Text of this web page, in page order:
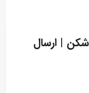
شکن | ارسال